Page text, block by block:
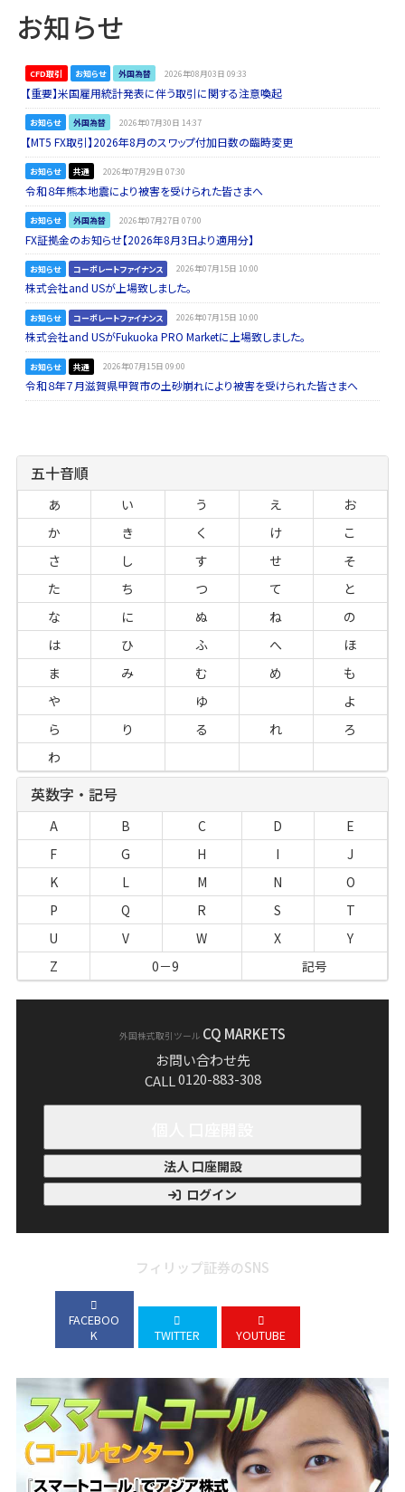
お知らせ
CFD取引 お知らせ 外国為替 2026年08月03日 09:33
【重要】米国雇用統計発表に伴う取引に関する注意喚起
お知らせ 外国為替 2026年07月30日 14:37
【MT5 FX取引】2026年8月のスワップ付加日数の臨時変更
お知らせ 共通 2026年07月29日 07:30
令和８年熊本地震により被害を受けられた皆さまへ
お知らせ 外国為替 2026年07月27日 07:00
FX証拠金のお知らせ【2026年8月3日より適用分】
お知らせ コーポレートファイナンス 2026年07月15日 10:00
株式会社and USが上場致しました。
お知らせ コーポレートファイナンス 2026年07月15日 10:00
株式会社and USがFukuoka PRO Marketに上場致しました。
お知らせ 共通 2026年07月15日 09:00
令和８年７月滋賀県甲賀市の土砂崩れにより被害を受けられた皆さまへ
五十音順
あ い う え
お
か
き く け
こ
さ
し す せ
そ
た
ち つ て
と
な
に ぬ ね
の
は
ひ ふ へ
ほ
ま
み む め
も
や
ゆ
よ
ら
り る れ
ろ
わ
英数字・記号
A B C D
E
F
G H I
J
K
L M N
O
P
Q R S
T
U
V W X
Y
Z
0－9 記号
外国株式取引ツール CQ MARKETS
お問い合わせ先
CALL0120-883-308
法人 口座開設
ログイン
フィリップ証券のSNS
FACEBOO
K
TWITTER YOUTUBE